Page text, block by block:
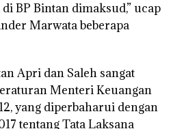
BP Bintan dimaksud,” ucap
Marwata beberapa
Apri dan Saleh sangat
Menteri Keuangan
yang diperbaharui dengan
tentang Tata Laksana